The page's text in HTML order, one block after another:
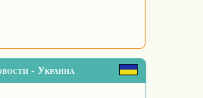
- Украина